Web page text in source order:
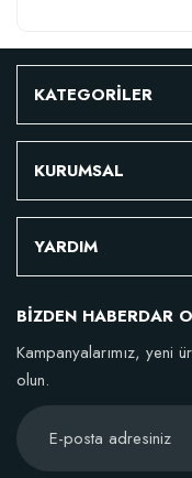
KATEGORİLER
KURUMSAL
YARDIM
BİZDEN HABERDAR
Kampanyalarımız, yeni
olun.